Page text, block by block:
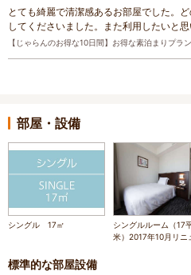
とても綺麗で清潔感あるお部屋でした。
してくださいました。また利用したいと思
【じゃらんのお得な10日間】お得な素泊まりプ
部屋・設備
シングル 17㎡
シングルルーム（17
米）2017年10月リニ
標準的な部屋設備